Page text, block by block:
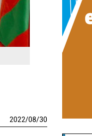
2022/08/30